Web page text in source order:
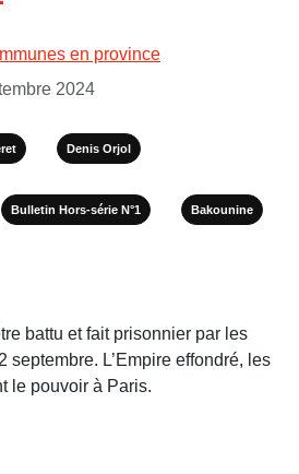
en province
2024
Denis Orjol
Bulletin Hors-série N°1 Bakounine
battu et fait prisonnier par les
septembre. L’Empire effondré, les
le pouvoir à Paris.